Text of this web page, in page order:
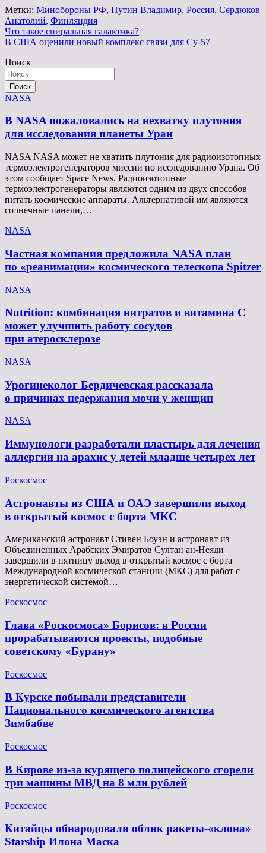
Метки: Минoбороны РФ, Путин Владимир, Россия, Сердюков
Анатолий, Финляндия
Навигация
по
записям
Что такое спиральная галактика?
В США оценили новый комплекс связи для Су-57
Поиск
Поиск
NASA
В NASA пожаловались на нехватку плутония
для исследования планеты Уран
NASA NASA может не хватить плутония для радиоизотопных
термоэлектрогенераторов миссии по исследованию Урана. Об
этом сообщает Space News. Радиоизотопные
термоэлектрогенераторы являются одним из двух способов
питать космические аппараты. Альтернативой им являются
солнечные панели,…
NASA
Частная компания предложила NASA план
по «реанимации» космического телескопа Spitzer
NASA
Nutrition: комбинация нитратов и витамина C
может улучшить работу сосудов
при атеросклерозе
NASA
Урогинеколог Бердичевская рассказала
о причинах недержания мочи у женщин
NASA
Иммунологи разработали пластырь для лечения
аллергии на арахис у детей младше четырех лет
Роскосмос
Астронавты из США и ОАЭ завершили выход
в открытый космос с борта МКС
Американский астронавт Стивен Боуэн и астронавт из
Объединенных Арабских Эмиратов Султан ан-Неяди
завершили в пятницу выход в открытый космос с борта
Международной космической станции (МКС) для работ с
энергетической системой…
Роскосмос
Глава «Роскосмоса» Борисов: в России
прорабатываются проекты, подобные
советскому «Бурану»
Роскосмос
В Курске побывали представители
Национального космического агентства
Зимбабве
Роскосмос
В Кирове из-за курящего полицейского сгорели
три машины МВД на 8 млн рублей
Роскосмос
Китайцы обнародовали облик ракеты-«клона»
Starship Илона Маска